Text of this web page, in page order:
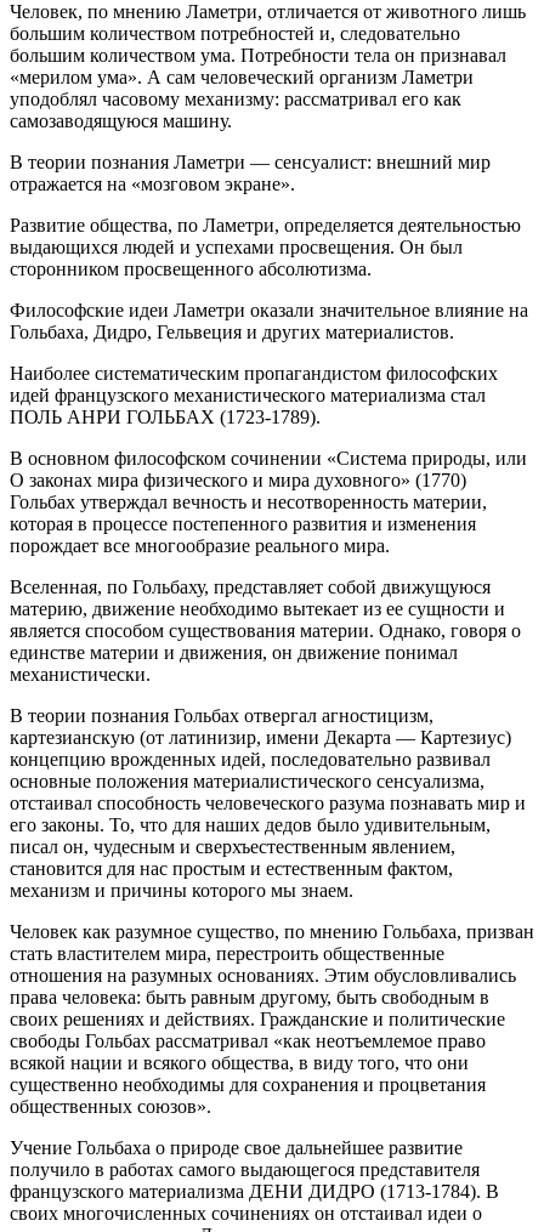
Человек, по мнению Ламетри, отличается от животного лишь
большим количеством потребностей и, следовательно
большим количеством ума. Потребности тела он признавал
«мерилом ума». А сам человеческий организм Ламетри
уподоблял часовому механизму: рассматривал его как
самозаводящуюся машину.
В теории познания Ламетри — сенсуалист: внешний мир
отражается на «мозговом экране».
Развитие общества, по Ламетри, определяется деятельностью
выдающихся людей и успехами просвещения. Он был
сторонником просвещенного абсолютизма.
Философские идеи Ламетри оказали значительное влияние на
Гольбаха, Дидро, Гельвеция и других материалистов.
Наиболее систематическим пропагандистом философских
идей французского механистического материализма стал
ПОЛЬ АНРИ ГОЛЬБАХ (1723-1789).
В основном философском сочинении «Система природы, или
О законах мира физического и мира духовного» (1770)
Гольбах утверждал вечность и несотворенность материи,
которая в процессе постепенного развития и изменения
порождает все многообразие реального мира.
Вселенная, по Гольбаху, представляет собой движущуюся
материю, движение необходимо вытекает из ее сущности и
является способом существования материи. Однако, говоря о
единстве материи и движения, он движение понимал
механистически.
В теории познания Гольбах отвергал агностицизм,
картезианскую (от латинизир, имени Декарта — Картезиус)
концепцию врожденных идей, последовательно развивал
основные положения материалистического сенсуализма,
отстаивал способность человеческого разума познавать мир и
его законы. То, что для наших дедов было удивительным,
писал он, чудесным и сверхъестественным явлением,
становится для нас простым и естественным фактом,
механизм и причины которого мы знаем.
Человек как разумное существо, по мнению Гольбаха, призван
стать властителем мира, перестроить общественные
отношения на разумных основаниях. Этим обусловливались
права человека: быть равным другому, быть свободным в
своих решениях и действиях. Гражданские и политические
свободы Гольбах рассматривал «как неотъемлемое право
всякой нации и всякого общества, в виду того, что они
существенно необходимы для сохранения и процветания
общественных союзов».
Учение Гольбаха о природе свое дальнейшее развитие
получило в работах самого выдающегося представителя
французского материализма ДЕНИ ДИДРО (1713-1784). В
своих многочисленных сочинениях он отстаивал идеи о